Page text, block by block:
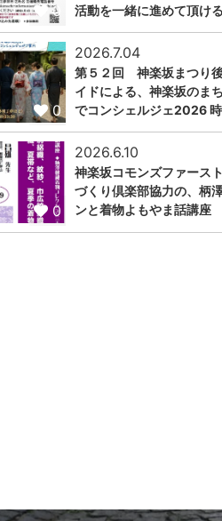
0
活動を一緒に進めて頂け
0
2026.7.04
第５２回 神楽坂まつり
イドによる、神楽坂のま
でコンシェルジェ2026
0
2026.6.10
神楽坂コモンズファース
づくり倶楽部協力の、柄
ンと着物よもやま話講